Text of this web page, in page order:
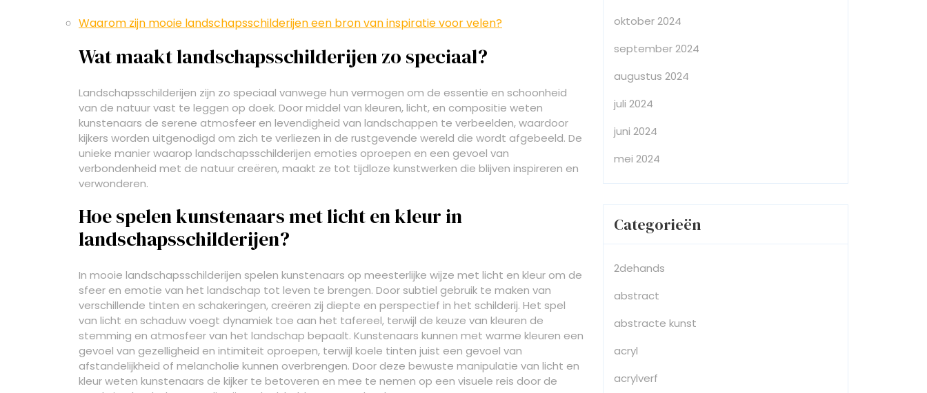
Waarom zijn mooie landschapsschilderijen een bron van inspiratie voor velen?
Wat maakt landschapsschilderijen zo speciaal?
Landschapsschilderijen zijn zo speciaal vanwege hun vermogen om de essentie en schoonheid
van de natuur vast te leggen op doek. Door middel van kleuren, licht, en compositie weten
kunstenaars de serene atmosfeer en levendigheid van landschappen te verbeelden, waardoor
kijkers worden uitgenodigd om zich te verliezen in de rustgevende wereld die wordt afgebeeld. De
unieke manier waarop landschapsschilderijen emoties oproepen en een gevoel van
verbondenheid met de natuur creëren, maakt ze tot tijdloze kunstwerken die blijven inspireren en
verwonderen.
Hoe spelen kunstenaars met licht en kleur in
landschapsschilderijen?
In mooie landschapsschilderijen spelen kunstenaars op meesterlijke wijze met licht en kleur om de
sfeer en emotie van het landschap tot leven te brengen. Door subtiel gebruik te maken van
verschillende tinten en schakeringen, creëren zij diepte en perspectief in het schilderij. Het spel
van licht en schaduw voegt dynamiek toe aan het tafereel, terwijl de keuze van kleuren de
stemming en atmosfeer van het landschap bepaalt. Kunstenaars kunnen met warme kleuren een
gevoel van gezelligheid en intimiteit oproepen, terwijl koele tinten juist een gevoel van
afstandelijkheid of melancholie kunnen overbrengen. Door deze bewuste manipulatie van licht en
kleur weten kunstenaars de kijker te betoveren en mee te nemen op een visuele reis door de
oktober 2024
september 2024
augustus 2024
juli 2024
juni 2024
mei 2024
Categorieën
2dehands
abstract
abstracte kunst
acryl
acrylverf